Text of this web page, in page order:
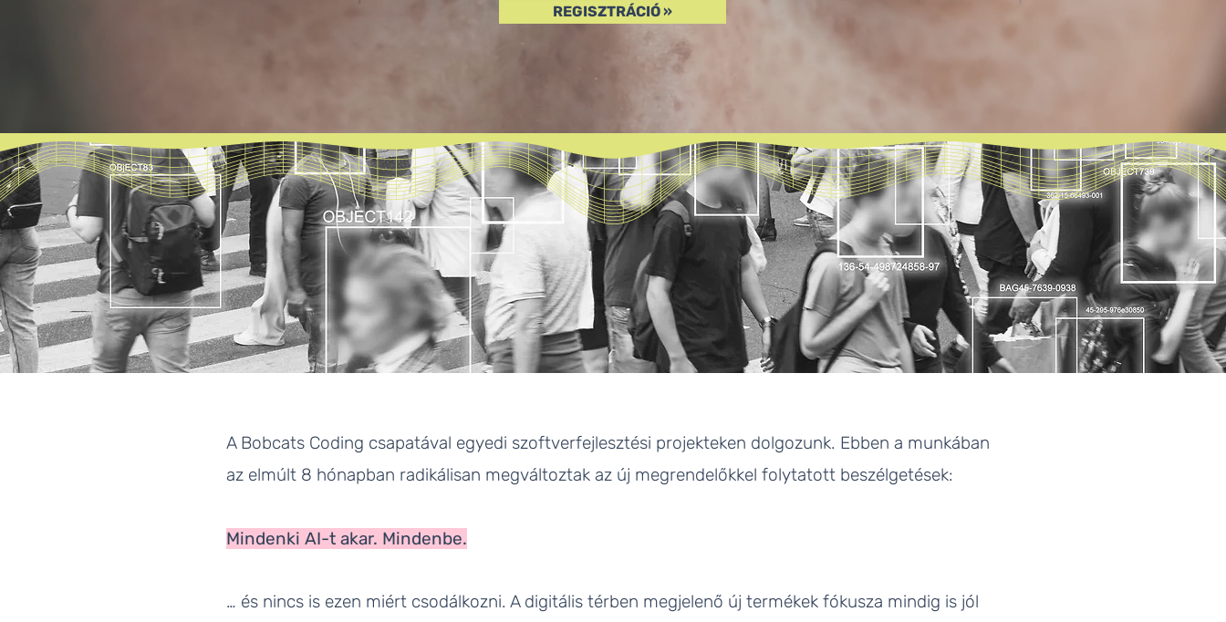
REGISZTRÁCIÓ »
MI AZ AZ AI CRAFTS?
A Bobcats Coding csapatával egyedi szoftverfejlesztési projekteken dolgozunk. Ebben a munkában
az elmúlt 8 hónapban radikálisan megváltoztak az új megrendelőkkel folytatott beszélgetések:
Mindenki AI-t akar. Mindenbe.
… és nincs is ezen miért csodálkozni. A digitális térben megjelenő új termékek fókusza mindig is jól